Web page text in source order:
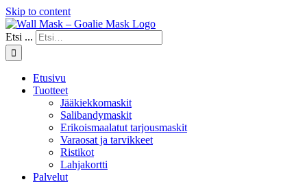
Skip to content
Etsi ...
Etusivu
Tuotteet
Jääkiekkomaskit
Salibandymaskit
Erikoismaalatut tarjousmaskit
Varaosat ja tarvikkeet
Ristikot
Lahjakortti
Palvelut